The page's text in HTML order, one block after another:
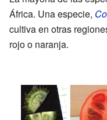
África. Una especie,
cultiva en otras
rojo o naranja.